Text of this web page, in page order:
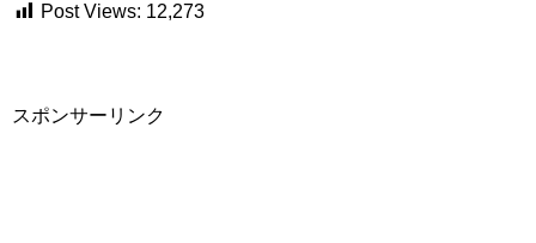
Post Views: 12,273
スポンサーリンク